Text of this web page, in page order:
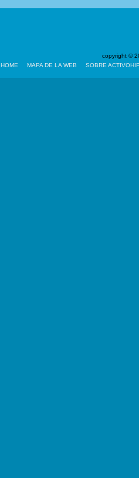
copyright ©
HOME
MAPA DE LA WEB SOBRE